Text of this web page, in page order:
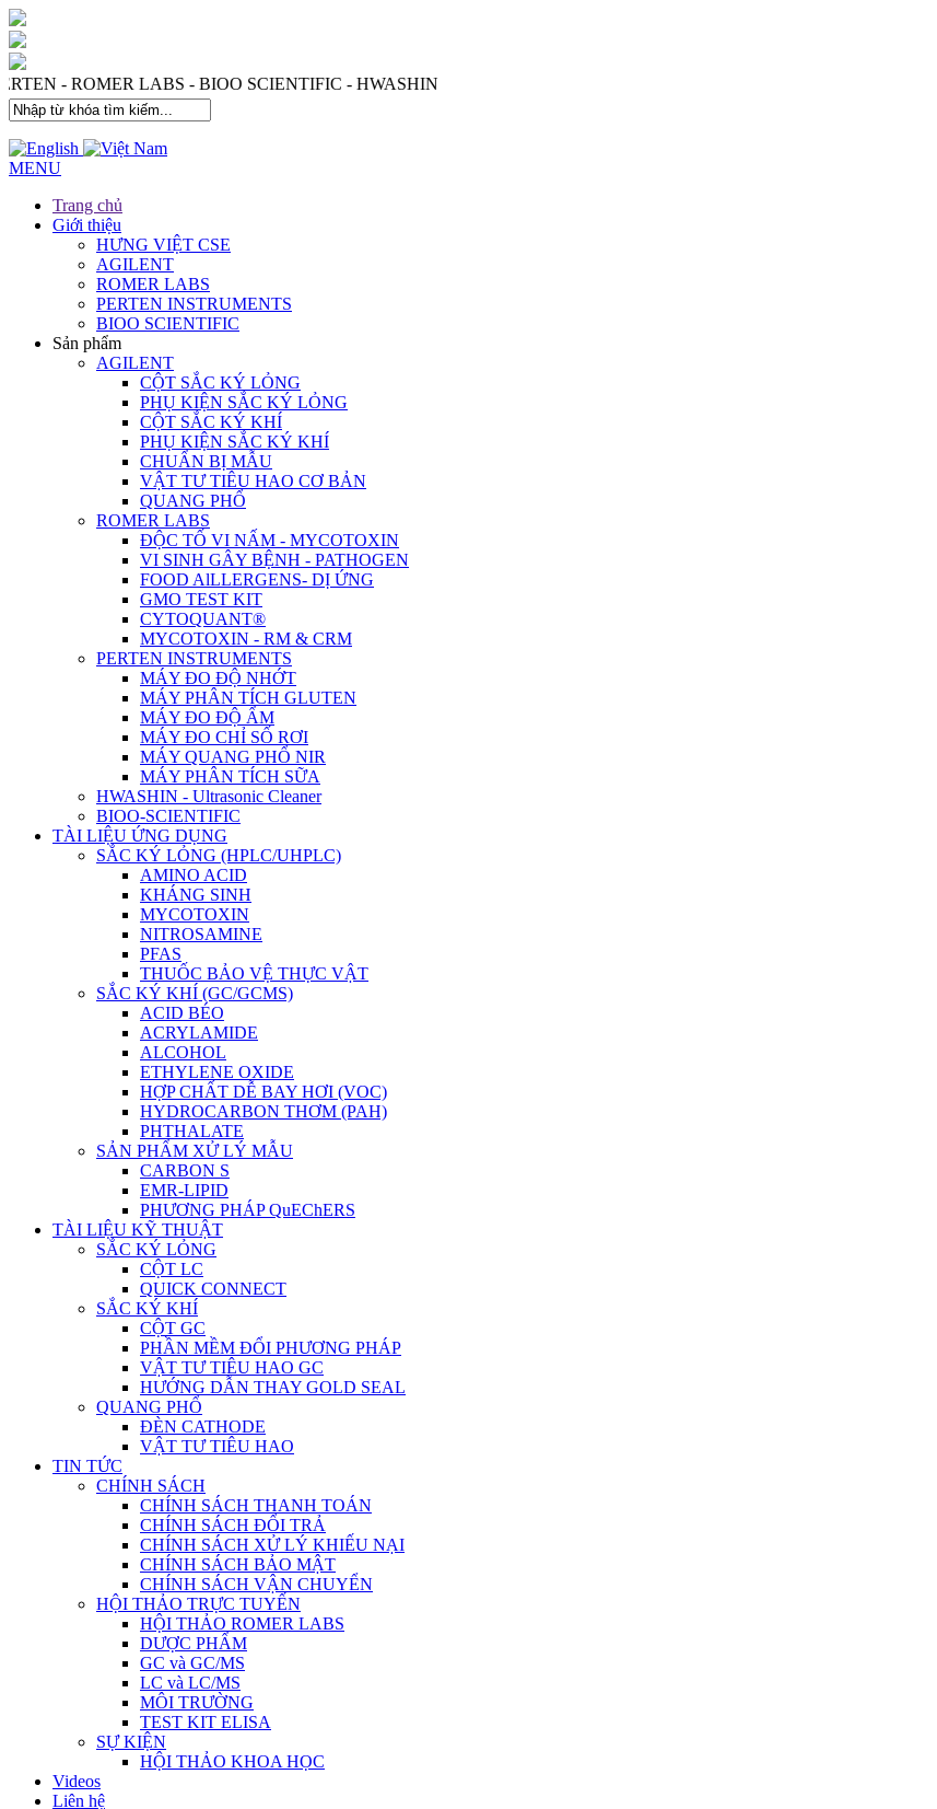
- PERTEN - ROMER LABS - BIOO SCIENTIFIC - HWASHIN
MENU
Trang chủ
Giới thiệu
HƯNG VIỆT CSE
AGILENT
ROMER LABS
PERTEN INSTRUMENTS
BIOO SCIENTIFIC
Sản phẩm
AGILENT
CỘT SẮC KÝ LỎNG
PHỤ KIỆN SẮC KÝ LỎNG
CỘT SẮC KÝ KHÍ
PHỤ KIỆN SẮC KÝ KHÍ
CHUẨN BỊ MẪU
VẬT TƯ TIÊU HAO CƠ BẢN
QUANG PHỔ
ROMER LABS
ĐỘC TỐ VI NẤM - MYCOTOXIN
VI SINH GÂY BỆNH - PATHOGEN
FOOD AlLLERGENS- DỊ ỨNG
GMO TEST KIT
CYTOQUANT®
MYCOTOXIN - RM & CRM
PERTEN INSTRUMENTS
MÁY ĐO ĐỘ NHỚT
MÁY PHÂN TÍCH GLUTEN
MÁY ĐO ĐỘ ẨM
MÁY ĐO CHỈ SỐ RƠI
MÁY QUANG PHỔ NIR
MÁY PHÂN TÍCH SỮA
HWASHIN - Ultrasonic Cleaner
BIOO-SCIENTIFIC
TÀI LIỆU ỨNG DỤNG
SẮC KÝ LỎNG (HPLC/UHPLC)
AMINO ACID
KHÁNG SINH
MYCOTOXIN
NITROSAMINE
PFAS
THUỐC BẢO VỆ THỰC VẬT
SẮC KÝ KHÍ (GC/GCMS)
ACID BÉO
ACRYLAMIDE
ALCOHOL
ETHYLENE OXIDE
HỢP CHẤT DỄ BAY HƠI (VOC)
HYDROCARBON THƠM (PAH)
PHTHALATE
SẢN PHẨM XỬ LÝ MẪU
CARBON S
EMR-LIPID
PHƯƠNG PHÁP QuEChERS
TÀI LIỆU KỸ THUẬT
SẮC KÝ LỎNG
CỘT LC
QUICK CONNECT
SẮC KÝ KHÍ
CỘT GC
PHẦN MỀM ĐỔI PHƯƠNG PHÁP
VẬT TƯ TIÊU HAO GC
HƯỚNG DẪN THAY GOLD SEAL
QUANG PHỔ
ĐÈN CATHODE
VẬT TƯ TIÊU HAO
TIN TỨC
CHÍNH SÁCH
CHÍNH SÁCH THANH TOÁN
CHÍNH SÁCH ĐỔI TRẢ
CHÍNH SÁCH XỬ LÝ KHIẾU NẠI
CHÍNH SÁCH BẢO MẬT
CHÍNH SÁCH VẬN CHUYỂN
HỘI THẢO TRỰC TUYẾN
HỘI THẢO ROMER LABS
DƯỢC PHẨM
GC và GC/MS
LC và LC/MS
MÔI TRƯỜNG
TEST KIT ELISA
SỰ KIỆN
HỘI THẢO KHOA HỌC
Videos
Liên hệ